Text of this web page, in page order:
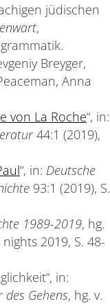
jüdischen
,
Breyger,
Anna
von La Roche“, in:
44:1 (2019),
“, in: Deutsche
93:1 (2019), S.
1989-2019, hg.
2019, S. 48-
in:
Gehens, hg. v.